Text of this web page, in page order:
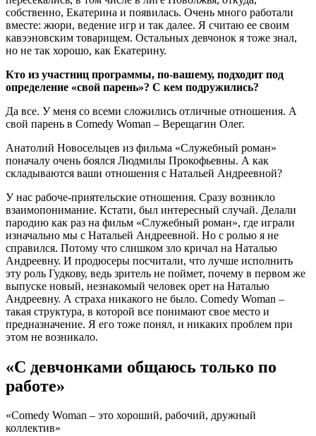
собственно, Екатерина и появилась. Очень много работали
вместе: жюри, ведение игр и так далее. Я считаю ее своим
кавээновским товарищем. Остальных девчонок я тоже знал,
но не так хорошо, как Екатерину.
Кто из участниц программы, по-вашему, подходит под
определение «свой парень»? С кем подружились?
Да все. У меня со всеми сложились отличные отношения. А
свой парень в Comedy Woman – Верещагин Олег.
Анатолий Новосельцев из фильма «Служебный роман»
поначалу очень боялся Людмилы Прокофьевны. А как
складываются ваши отношения с Натальей Андреевной?
У нас рабоче-приятельские отношения. Сразу возникло
взаимопонимание. Кстати, был интересный случай. Делали
пародию как раз на фильм «Служебный роман», где играли
изначально мы с Натальей Андреевной. Но с ролью я не
справился. Потому что слишком зло кричал на Наталью
Андреевну. И продюсеры посчитали, что лучше исполнить
эту роль Гудкову, ведь зритель не поймет, почему в первом же
выпуске новый, незнакомый человек орет на Наталью
Андреевну. А страха никакого не было. Comedy Woman –
такая структура, в которой все понимают свое место и
предназначение. Я его тоже понял, и никаких проблем при
этом не возникало.
«С девчонками общаюсь только по
работе»
«Comedy Woman – это хороший, рабочий, дружный
коллектив»